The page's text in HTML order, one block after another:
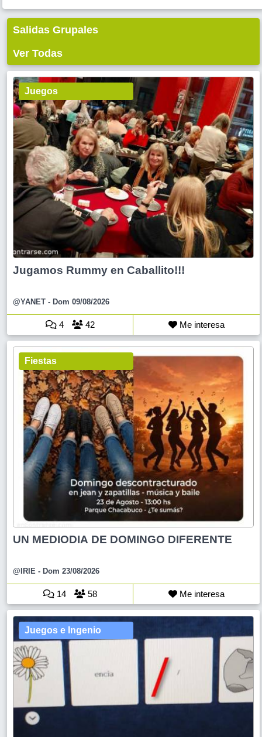
Salidas Grupales
Ver Todas
Juegos
Jugamos Rummy en Caballito!!!
@YANET - Dom 09/08/2026
4 42 Me interesa
Fiestas
UN MEDIODIA DE DOMINGO DIFERENTE
@IRIE - Dom 23/08/2026
14 58 Me interesa
Juegos e Ingenio